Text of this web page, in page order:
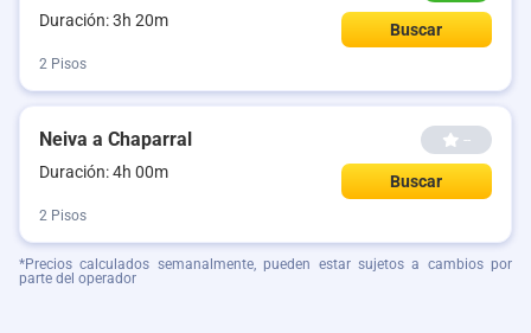
Duración: 3h 20m Buscar
2 Pisos
Neiva a Chaparral
Duración: 4h 00m
--
Buscar
2 Pisos
*Precios calculados semanalmente, pueden estar sujetos a cambios por
parte del operador